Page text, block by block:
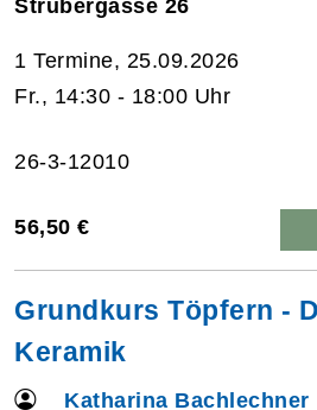
Strubergasse 26
1 Termine, 25.09.2026
Fr., 14:30 - 18:00 Uhr
26-3-12010
56,50 €
Grundkurs Töpfern -
Keramik
Katharina Bachlechner